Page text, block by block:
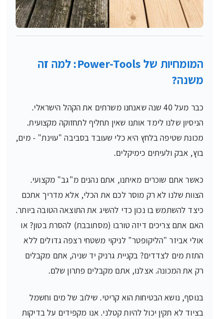
המומחיות של Power-Tools: למה זה
משנה?
כבר מעל 40 שנה שאנחנו משרתים את הקהל הישראלי.
הניסיון שלנו לימד אותנו שאין תחליף לתחזוקה מקצועית.
מכונת שטיפה בלחץ היא כלי שעובד בסביבה "עוינת" - מים,
בוץ, אבק ולעיתים כימיקלים.
כאשר אתם שוכרים מאיתנו, אתם נהנים מ"גב" מקצועי.
הצוות שלנו לא רק מוסר לכם את הכלי, אלא מדריך אתכם
כיצד להשתמש בו נכון כדי להשיג את התוצאה הטובה ביותר.
האם אתם צריכים דיזה טורבו (מסתובבת) להסרת בטון? או
אולי אביזר "הליקופטר" לניקוי משטחי רצפה גדולים ללא
התזת מים לצדדים? בקניית גרניק יד שניה, אתם מקבלים
רק את המכונה. אצלנו, אתם מקבלים פתרון שלם.
בנוסף, נושא הבטיחות הוא קריטי. שילוב של מים וחשמל
בציוד לא תקין יכול להיות קטלני. אנו מקפידים על בדיקות